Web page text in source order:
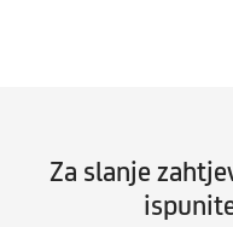
Za slanje